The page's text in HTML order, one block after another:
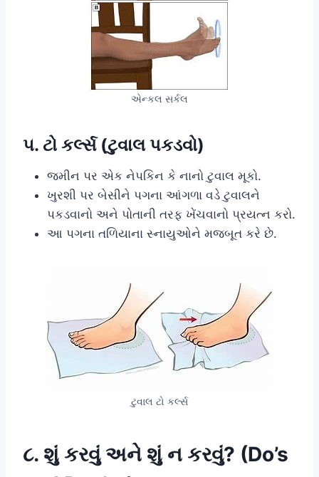
એન્કલ સર્કલ
૫. ટો કર્લ્સ (ટુવાલ પકડવો)
જમીન પર એક નેપકિન કે નાનો ટુવાલ મૂકો.
ખુરશી પર બેસીને પગના આંગળા વડે ટુવાલને
પકડવાનો અને પોતાની તરફ ખેંચવાનો પ્રયત્ન કરો.
આ પગના તળિયાના સ્નાયુઓને મજબૂત કરે છે.
ટુવાલ ટો કર્લ્સ
૮. શું કરવું અને શું ન કરવું? (Do’s